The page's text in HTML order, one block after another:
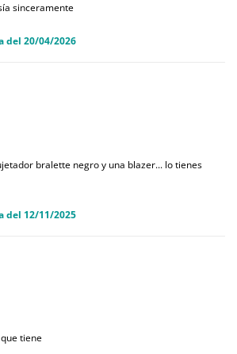
sinceramente
del 20/04/2026
bralette negro y una blazer... lo tienes
del 12/11/2025
tiene